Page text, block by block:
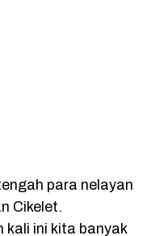
para nelayan
Cikelet.
kali ini kita banyak